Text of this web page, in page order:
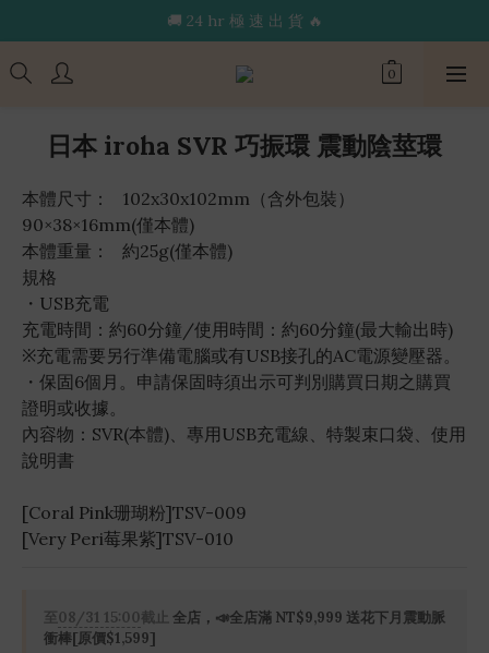
🔥限 時 送 玩 具 消 毒 袋🔥
🚚 24 hr 極 速 出 貨 🔥
🔥限 時 送 玩 具 消 毒 袋🔥
日本 iroha SVR 巧振環 震動陰莖環
本體尺寸：   102x30x102mm（含外包裝）
90×38×16mm(僅本體)
本體重量：   約25g(僅本體)
規格
・USB充電
充電時間：約60分鐘/使用時間：約60分鐘(最大輸出時)
※充電需要另行準備電腦或有USB接孔的AC電源變壓器。
・保固6個月。申請保固時須出示可判別購買日期之購買
證明或收據。
內容物：SVR(本體)、專用USB充電線、特製束口袋、使用
說明書
[Coral Pink珊瑚粉]TSV-009
[Very Peri莓果紫]TSV-010
至08/31 15:00截止
全店，📣全店滿 NT$9,999 送花下月震動脈
衝棒[原價$1,599]